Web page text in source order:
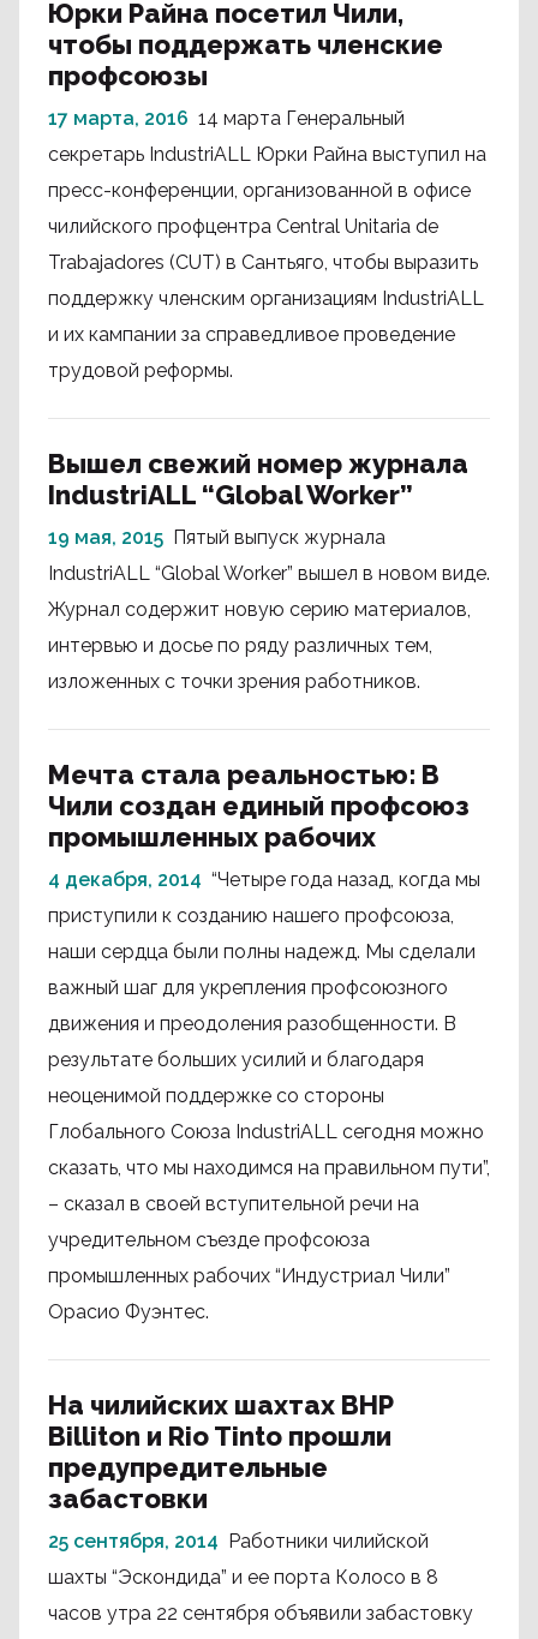
Юрки Райна посетил Чили,
чтобы поддержать членские
профсоюзы
17 марта, 2016 14 марта Генеральный
секретарь IndustriALL Юрки Райна выступил на
пресс-конференции, организованной в офисе
чилийского профцентра Central Unitaria de
Trabajadores (CUT) в Сантьяго, чтобы выразить
поддержку членским организациям IndustriALL
и их кампании за справедливое проведение
трудовой реформы.
Вышел свежий номер журнала
IndustriALL “Global Worker”
19 мая, 2015 Пятый выпуск журнала
IndustriALL “Global Worker” вышел в новом виде.
Журнал содержит новую серию материалов,
интервью и досье по ряду различных тем,
изложенных с точки зрения работников.
Мечта стала реальностью: В
Чили создан единый профсоюз
промышленных рабочих
4 декабря, 2014 “Четыре года назад, когда мы
приступили к созданию нашего профсоюза,
наши сердца были полны надежд. Мы сделали
важный шаг для укрепления профсоюзного
движения и преодоления разобщенности. В
результате больших усилий и благодаря
неоценимой поддержке со стороны
Глобального Союза IndustriALL сегодня можно
сказать, что мы находимся на правильном пути”,
– сказал в своей вступительной речи на
учредительном съезде профсоюза
промышленных рабочих “Индустриал Чили”
Орасио Фуэнтес.
На чилийских шахтах BHP
Billiton и Rio Tinto прошли
предупредительные
забастовки
25 сентября, 2014 Работники чилийской
шахты “Эскондида” и ее порта Колосо в 8
часов утра 22 сентября объявили забастовку